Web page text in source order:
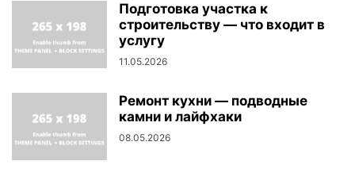
Подготовка участка к
строительству — что входит в
услугу
11.05.2026
Ремонт кухни — подводные
камни и лайфхаки
08.05.2026